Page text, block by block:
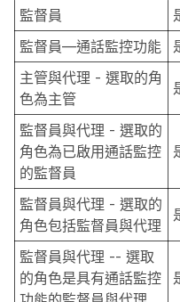
監督員
監督員—通話監控功能
主管與代理 - 選取的角
色為主管
監督員與代理 - 選取的
角色為已啟用通話監控
的監督員
監督員與代理 - 選取的
角色包括監督員與代理
監督員與代理 -- 選取
的角色是具有通話監控